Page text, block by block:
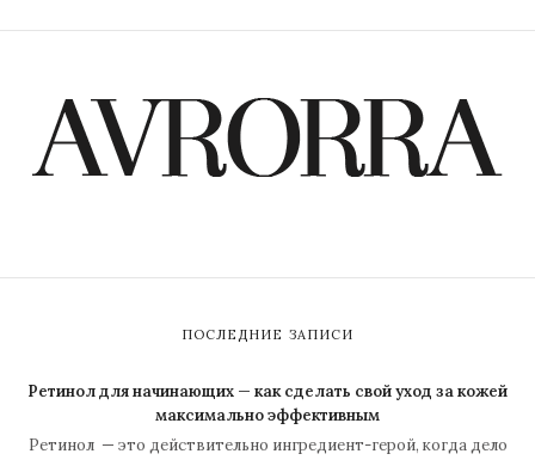
ПОСЛЕДНИЕ ЗАПИСИ
Ретинол для начинающих — как сделать свой уход за кожей
максимально эффективным
Ретинол — это действительно ингредиент-герой, когда дело